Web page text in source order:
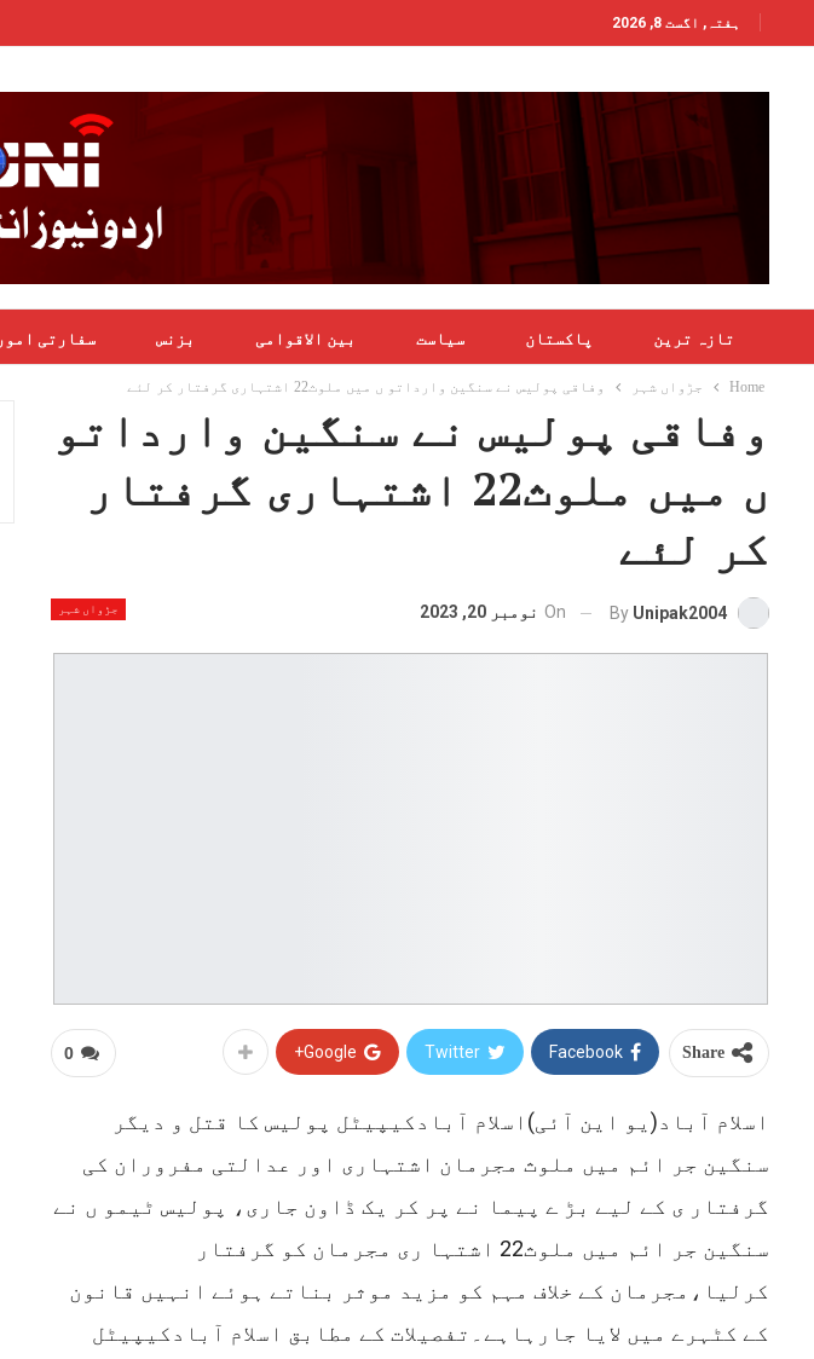
ہفتہ, اگست 8, 2026
تازہ ترین پاکستان سیاست بین الاقوامی بزنس سفارتی امور
Home جڑواں شہر وفاقی پولیس نے سنگین وارداتو ں میں ملوث22 اشتہاری گرفتار کر لئے
وفاقی پولیس نے سنگین وارداتو
ں میں ملوث22 اشتہاری گرفتار
کر لئے
جڑواں شہر By Unipak2004
On نومبر 20, 2023
0 Share
Facebook
Twitter
Google+
اسلام آباد(یو این آئی)اسلام آبادکیپیٹل پولیس کا قتل و دیگر
سنگین جر ائم میں ملوث مجرمان اشتہاری اور عدالتی مفروران کی
گرفتار ی کے لیے بڑ ے پیما نے پر کر یک ڈاون جاری، پولیس ٹیمو ں نے
سنگین جر ائم میں ملوث22 اشتہا ری مجرمان کو گرفتار
کرلیا،مجرمان کے خلاف مہم کو مزید موثر بناتے ہوئے انہیں قانون
کے کٹہرے میں لایا جارہاہے۔تفصیلات کے مطابق اسلام آبادکیپیٹل